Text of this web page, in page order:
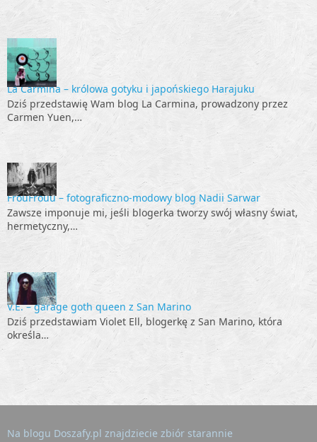
La Carmina – królowa gotyku i japońskiego Harajuku
Dziś przedstawię Wam blog La Carmina, prowadzony przez
Carmen Yuen,…
FrouFrouu – fotograficzno-modowy blog Nadii Sarwar
Zawsze imponuje mi, jeśli blogerka tworzy swój własny świat,
hermetyczny,…
V.E. – garage goth queen z San Marino
Dziś przedstawiam Violet Ell, blogerkę z San Marino, która
określa…
Na blogu Doszafy.pl znajdziecie zbiór starannie